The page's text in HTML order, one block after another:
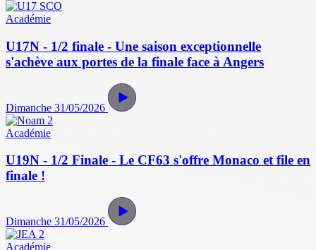
Académie
U17N - 1/2 finale - Une saison exceptionnelle
s'achève aux portes de la finale face à Angers
Dimanche 31/05/2026
Académie
U19N - 1/2 Finale - Le CF63 s'offre Monaco et file en
finale !
Dimanche 31/05/2026
Académie